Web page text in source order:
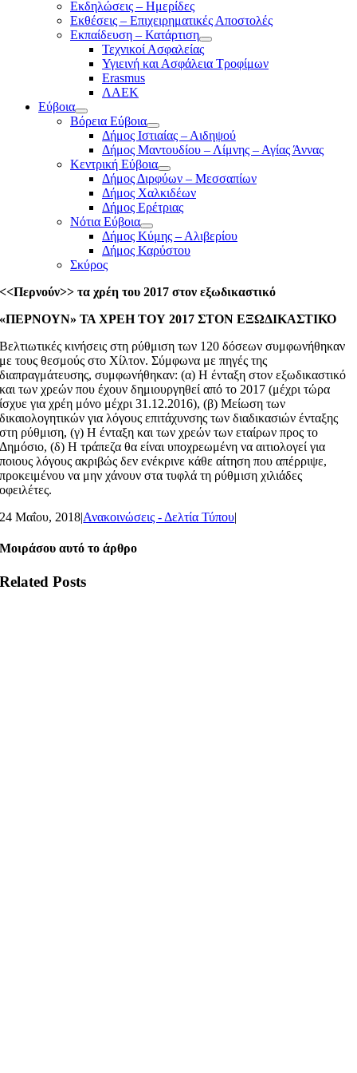
Εκδηλώσεις – Ημερίδες
Εκθέσεις – Επιχειρηματικές Αποστολές
Εκπαίδευση – Κατάρτιση
Τεχνικοί Ασφαλείας
Υγιεινή και Ασφάλεια Τροφίμων
Erasmus
ΛΑΕΚ
Εύβοια
Βόρεια Εύβοια
Δήμος Ιστιαίας – Αιδηψού
Δήμος Μαντουδίου – Λίμνης – Αγίας Άννας
Κεντρική Εύβοια
Δήμος Διρφύων – Μεσσαπίων
Δήμος Χαλκιδέων
Δήμος Ερέτριας
Νότια Εύβοια
Δήμος Κύμης – Αλιβερίου
Δήμος Καρύστου
Σκύρος
<<Περνούν>> τα χρέη του 2017 στον εξωδικαστικό
«ΠΕΡΝΟΥΝ» ΤΑ ΧΡΕΗ ΤΟΥ 2017 ΣΤΟΝ ΕΞΩΔΙΚΑΣΤΙΚΟ
Βελτιωτικές κινήσεις στη ρύθμιση των 120 δόσεων συμφωνήθηκαν
με τους θεσμούς στο Χίλτον. Σύμφωνα με πηγές της
διαπραγμάτευσης, συμφωνήθηκαν: (α) Η ένταξη στον εξωδικαστικό
και των χρεών που έχουν δημιουργηθεί από το 2017 (μέχρι τώρα
ίσχυε για χρέη μόνο μέχρι 31.12.2016), (β) Μείωση των
δικαιολογητικών για λόγους επιτάχυνσης των διαδικασιών ένταξης
στη ρύθμιση, (γ) Η ένταξη και των χρεών των εταίρων προς το
Δημόσιο, (δ) Η τράπεζα θα είναι υποχρεωμένη να αιτιολογεί για
ποιους λόγους ακριβώς δεν ενέκρινε κάθε αίτηση που απέρριψε,
προκειμένου να μην χάνουν στα τυφλά τη ρύθμιση χιλιάδες
οφειλέτες.
24 Μαΐου, 2018|Ανακοινώσεις - Δελτία Τύπου|
Μοιράσου αυτό το άρθρο
Related Posts